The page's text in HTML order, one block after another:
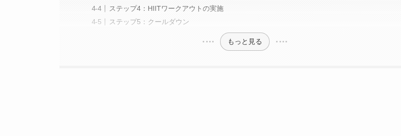
ステップ4：HIITワークアウトの実施
ステップ5：クールダウン
もっと見る